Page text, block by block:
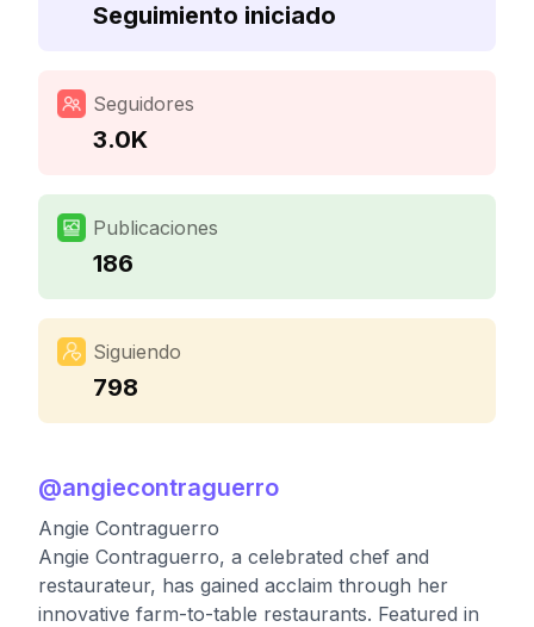
Seguimiento iniciado
Seguidores
3.0K
Publicaciones
186
Siguiendo
798
@angiecontraguerro
Angie Contraguerro
Angie Contraguerro, a celebrated chef and
restaurateur, has gained acclaim through her
innovative farm-to-table restaurants. Featured in